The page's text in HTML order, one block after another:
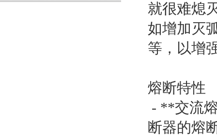
就很难熄
如增加灭
等，以增
熔断特性
- **交流
断器的熔